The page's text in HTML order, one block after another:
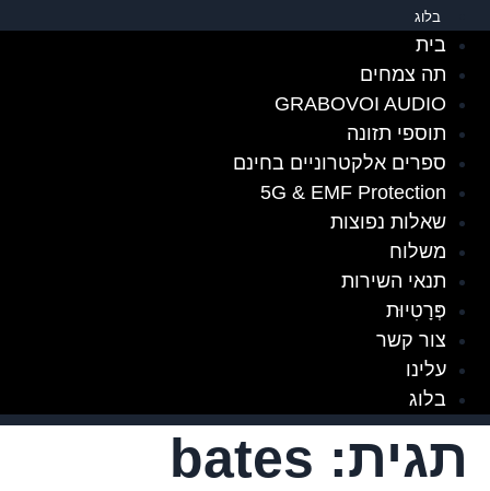
בלוג
בית
תה צמחים
GRABOVOI AUDIO
תוספי תזונה
ספרים אלקטרוניים בחינם
5G & EMF Protection
שאלות נפוצות
משלוח
תנאי השירות
פְּרָטִיוּת
צור קשר
עלינו
בלוג
תגית: bates